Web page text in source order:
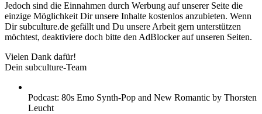
Jedoch sind die Einnahmen durch Werbung auf unserer Seite die
einzige Möglichkeit Dir unsere Inhalte kostenlos anzubieten. Wenn
Dir subculture.de gefällt und Du unsere Arbeit gern unterstützen
möchtest, deaktiviere doch bitte den AdBlocker auf unseren Seiten.
Vielen Dank dafür!
Dein subculture-Team
Podcast: 80s Emo Synth-Pop and New Romantic by Thorsten
Leucht